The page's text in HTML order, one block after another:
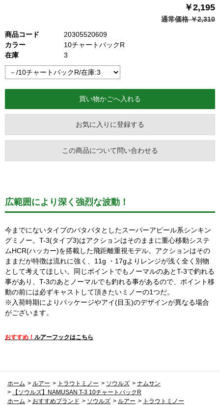
￥2,195
通常価格 ￥2,310
商品コード
20305520609
カラー
10チャートバックR
在庫
3
お気に入りに登録する
この商品について問い合わせる
広範囲により深く強烈な波動！
今までにないタイプのバタバタとしたスーパーアピール系シンキン
グミノー。T-3(タイプ3)はアクションはそのままに重心移動システ
ムHCR(ハッカー)を搭載した飛距離重視モデル。アクションはその
ままだが特徴は流れに強く、11g ・17gよりレンジが浅く全く別物
として考えてほしい。同じポイントでもノーマルのあとT-3で釣れる
事があり、T-3のあとノーマルでも釣れる事があるので、ポイント移
動の前には必ずキャストして頂きたいミノーの1つだ。
※入荷時期によりパッケージやアイ(目玉)のデザインが異なる場合
がございます。
おすすめ！ ルアーフックはこちら
ホーム > ルアー > トラウトミノー > ソウルズ > ナムサン
>
【ソウルズ】NAMUSAN T-3 10チャートバックR
ホーム > おすすめブランド > ソウルズ > ルアー > トラウトミノー